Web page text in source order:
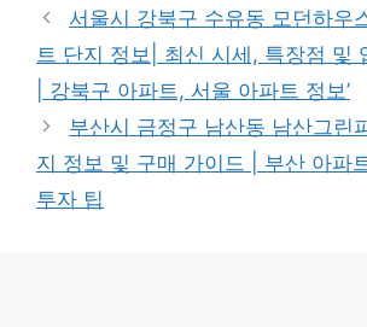
서울시 강북구 수유동 모던하우
트 단지 정보| 최신 시세, 특장점 및
| 강북구 아파트, 서울 아파트 정보’
부산시 금정구 남산동 남산그린
지 정보 및 구매 가이드 | 부산 아파
투자 팁